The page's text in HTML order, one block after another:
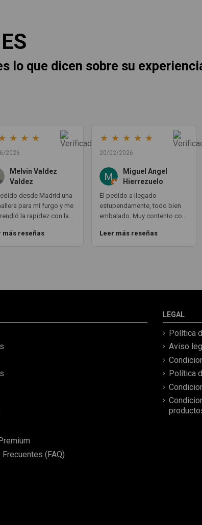
lo que dicen sobre su
★ ★ ★
2026
Melvin Valdez
Valdez
desde Madrid una
para mí furgo y me
la rapidez con la
de que pocas veces
y bien embalada,
más reseñas
★ ★ ★ ★ ★
20/02/2026
Miguel Angel
Hierrezuelo
El pedido a llegado
estupendamente, todo bien
embalado. Muy contento con
que necesitaba. Gracias 😊
Leer más reseñas
(FAQ)
LEGAL
Política
Aviso
Política